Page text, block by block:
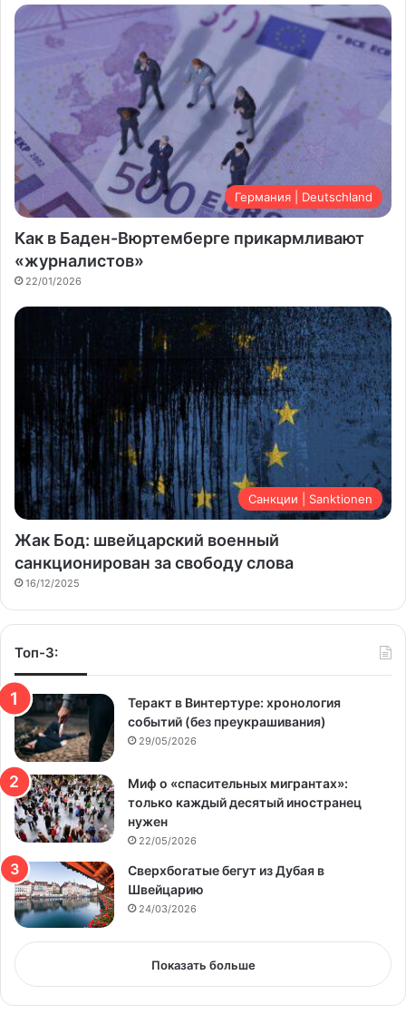
Германия | Deutschland
Как в Баден-Вюртемберге прикармливают
«журналистов»
22/01/2026
Санкции | Sanktionen
Жак Бод: швейцарский военный
санкционирован за свободу слова
16/12/2025
Топ-3:
Теракт в Винтертуре: хронология
событий (без преукрашивания)
29/05/2026
Миф о «спасительных мигрантах»:
только каждый десятый иностранец
нужен
22/05/2026
Сверхбогатые бегут из Дубая в
Швейцарию
24/03/2026
Показать больше